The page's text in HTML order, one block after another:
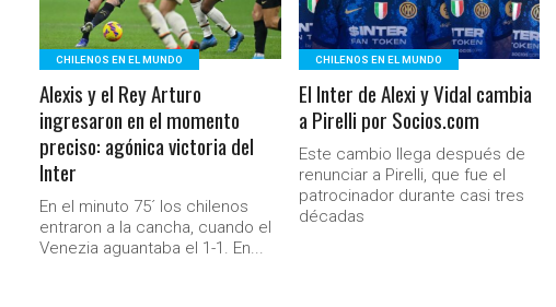
CHILENOS EN EL MUNDO
Alexis y el Rey Arturo
ingresaron en el momento
preciso: agónica victoria del
Inter
En el minuto 75´ los chilenos
entraron a la cancha, cuando el
Venezia aguantaba el 1-1. En...
CHILENOS EN EL MUNDO
El Inter de Alexi y Vidal cambia
a Pirelli por Socios.com
Este cambio llega después de
renunciar a Pirelli, que fue el
patrocinador durante casi tres
décadas